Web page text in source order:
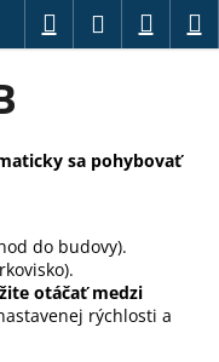
Hľadať
sa pohybovať
do budovy).
otáčať medzi
rýchlosti a